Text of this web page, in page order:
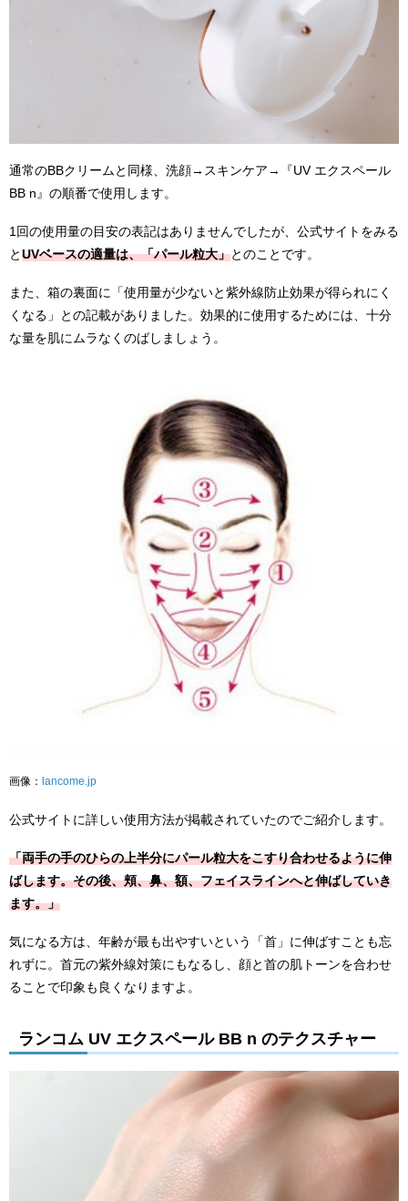
通常のBBクリームと同様、洗顔→スキンケア→『UV エクスペール
BB n』の順番で使用します。
1回の使用量の目安の表記はありませんでしたが、公式サイトをみる
とUVベースの適量は、「パール粒大」とのことです。
また、箱の裏面に「使用量が少ないと紫外線防止効果が得られにく
くなる」との記載がありました。効果的に使用するためには、十分
な量を肌にムラなくのばしましょう。
画像： lancome.jp
公式サイトに詳しい使用方法が掲載されていたのでご紹介します。
「両手の手のひらの上半分にパール粒大をこすり合わせるように伸
ばします。その後、頬、鼻、額、フェイスラインへと伸ばしていき
ます。」
気になる方は、年齢が最も出やすいという「首」に伸ばすことも忘
れずに。首元の紫外線対策にもなるし、顔と首の肌トーンを合わせ
ることで印象も良くなりますよ。
ランコム UV エクスペール BB n のテクスチャー